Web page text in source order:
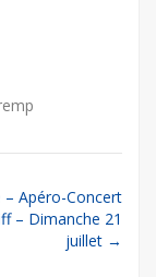
– Apéro-Concert
– Dimanche 21
juillet →